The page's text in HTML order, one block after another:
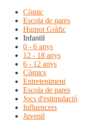
Còmic
Escola de pares
Humor Gràfic
Infantil
0 - 6 anys
12 - 18 anys
6 - 12 anys
Còmics
Entreteniment
Escola de pares
Jocs d'estimulació
Influencers
Juvenil